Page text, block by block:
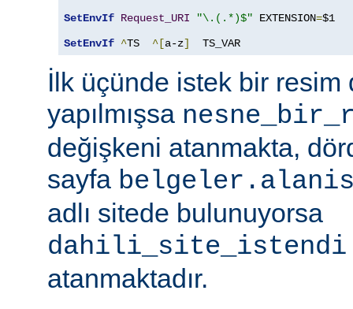
SetEnvIf Request_URI "\.(.*)$" EXTENSION=$1
SetEnvIf ^TS ^[a-z]
  TS_VAR
İlk üçünde istek bir resim
yapılmışsa
değişkeni atanmakta,
sayfa
adlı sitede bulunuyorsa
dahili_site_istendi
atanmaktadır.